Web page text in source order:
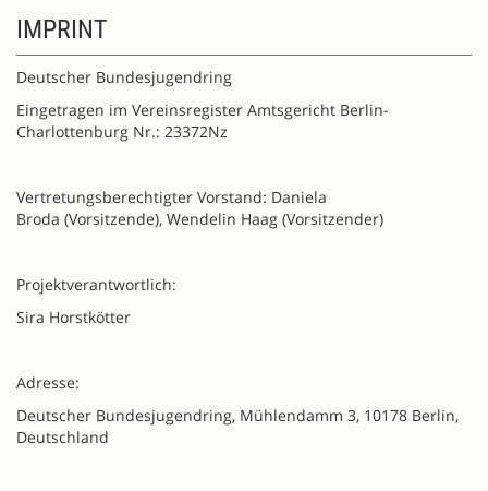
IMPRINT
Deutscher Bundesjugendring
Eingetragen im Vereinsregister Amtsgericht Berlin-
Charlottenburg Nr.: 23372Nz
Vertretungsberechtigter Vorstand: Daniela
Broda (Vorsitzende), Wendelin Haag (Vorsitzender)
Projektverantwortlich:
Sira Horstkötter
Adresse:
Deutscher Bundesjugendring, Mühlendamm 3, 10178 Berlin,
Deutschland